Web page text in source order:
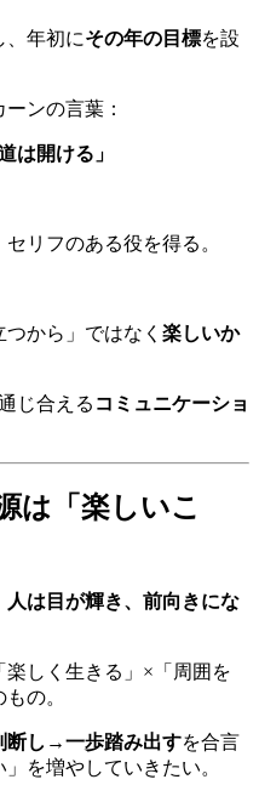
、年初にその年の目標を設
ンの言葉：
は開ける」
セリフのある役を得る。
つから」ではなく 楽しいか
じ合える コミュニケーショ
は「楽しいこ
は目が輝き、前向きにな
しく生きる」×「周囲を
の。
断し→一歩踏み出すを合言
を増やしていきたい。